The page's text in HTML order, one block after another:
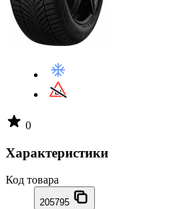
0
Характеристики
Код товара
205795